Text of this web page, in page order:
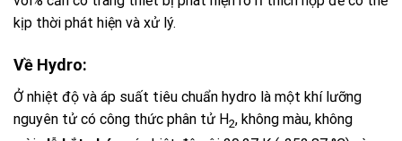
kịp thời phát hiện và xử lý.
Về Hydro:
Ở nhiệt độ và áp suất tiêu chuẩn hydro là một khí lưỡng
nguyên tử có công thức phân tử H2, không màu, không